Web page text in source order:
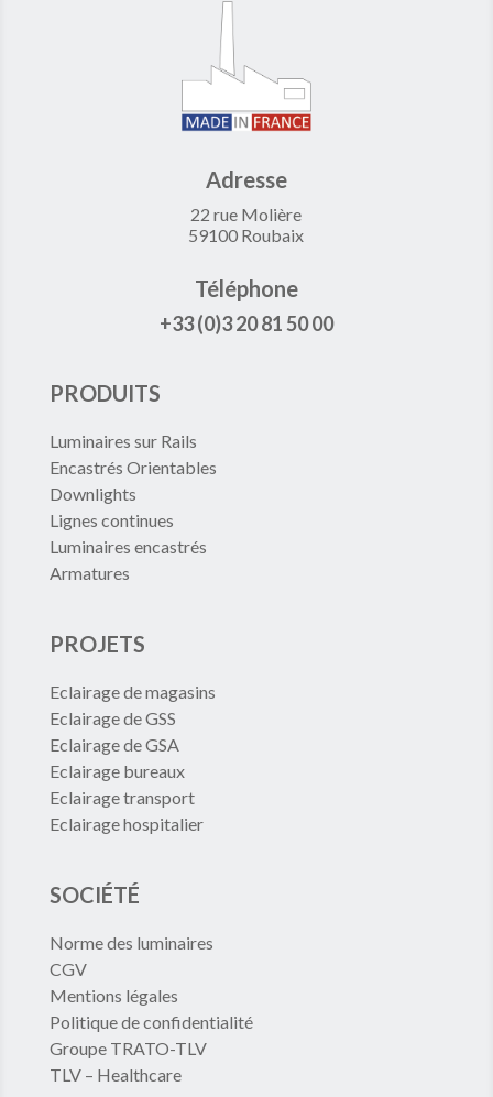
Adresse
22 rue Molière
59100 Roubaix
Téléphone
+33 (0)3 20 81 50 00
PRODUITS
Luminaires sur Rails
Encastrés Orientables
Downlights
Lignes continues
Luminaires encastrés
Armatures
PROJETS
Eclairage de magasins
Eclairage de GSS
Eclairage de GSA
Eclairage bureaux
Eclairage transport
Eclairage hospitalier
SOCIÉTÉ
Norme des luminaires
CGV
Mentions légales
Politique de confidentialité
Groupe TRATO-TLV
TLV – Healthcare